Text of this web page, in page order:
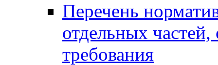
Перечень
отдельных
требования